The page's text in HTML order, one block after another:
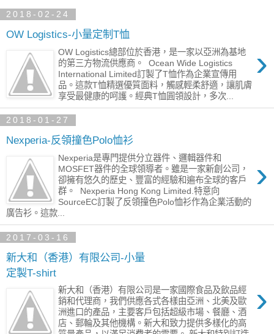
2018-02-24
OW Logistics-小量定制T恤
›
OW Logistics總部位於香港，是一家以亞洲為基地
的第三方物流供應商。 ​ Ocean Wide Logistics
International Limited訂製了T恤作為企業宣傳用
品。這款T恤精選優質面料，觸感輕柔舒適，讓肌膚
享受最健康的呵護。經典T恤圓領設計，多次...
2018-01-27
Nexperia-反領撞色Polo恤衫
›
Nexperia是專門提供分立器件、邏輯器件和
MOSFET器件的全球領導者。雖是一家新創公司，
卻擁有悠久的歷史、豐富的經驗和遍布全球的客戶
群。 ​ Nexperia Hong Kong Limited.特意向
SourceEC訂製了反領撞色Polo恤衫作為企業活動的
廣告衫。這款...
2017-03-16
新大和（香港）有限公司-小量
定製T-shirt
›
新大和（香港）有限公司是一家國際食品及飲品經
銷和代理商，我們供應各式各樣由亞洲、北美及歐
洲進口的產品，主要客戶包括超級市場、餐廳、酒
店、郵輪及其他機構。新大和致力提供多樣化的高